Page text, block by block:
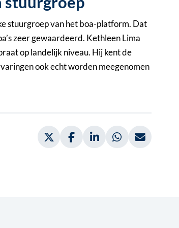
stuurgroep van het boa-platform. Dat
zeer gewaardeerd. Kethleen Lima
op landelijk niveau. Hij kent de
ook echt worden meegenomen
Deel via Twitter, opent in nieuw
Deel via Facebook, opent
Deel via LinkedIn,
Deel viaDeel